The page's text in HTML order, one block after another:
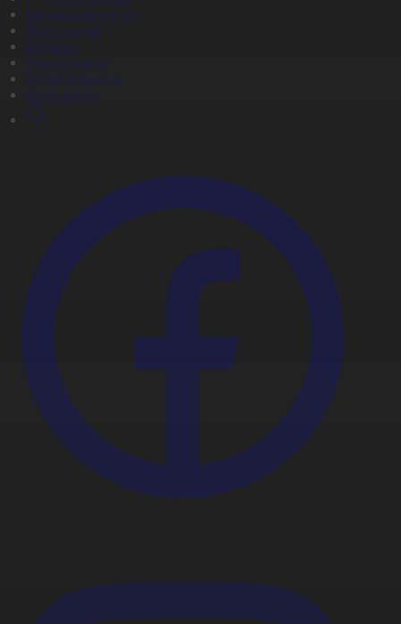
Бағдарлама кестесі
Жаңалықтар
Жобалар
Телехикаялар
Мультсериалдар
Видеоархив